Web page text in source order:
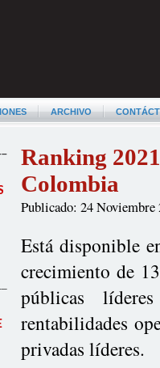
ARCHIVO
Ranking
Colombia
Publicado: 24 Noviembre
Está disponible
crecimiento de
públicas
rentabilidades
privadas líderes.